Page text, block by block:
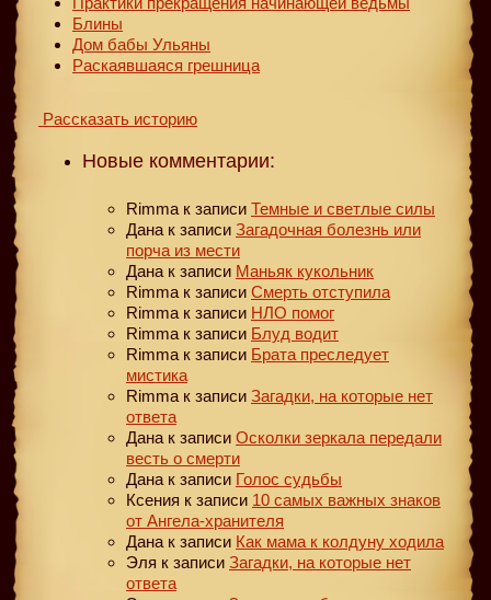
Блины
Дом бабы Ульяны
Раскаявшаяся грешница
Рассказать историю
Новые комментарии:
Rimma к записи Темные и светлые силы
Дана к записи Загадочная болезнь или
порча из мести
Дана к записи Маньяк кукольник
Rimma к записи Смерть отступила
Rimma к записи НЛО помог
Rimma к записи Блуд водит
Rimma к записи Брата преследует
мистика
Rimma к записи Загадки, на которые нет
ответа
Дана к записи Осколки зеркала передали
весть о смерти
Дана к записи Голос судьбы
Ксения к записи 10 самых важных знаков
от Ангела-хранителя
Дана к записи Как мама к колдуну ходила
Эля к записи Загадки, на которые нет
ответа